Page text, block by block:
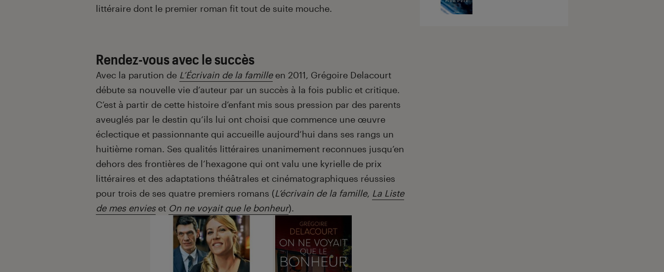
littéraire dont le premier roman fit tout de suite mouche.
Rendez-vous avec le succès
Avec la parution de L’Écrivain de la familleen 2011, Grégoire Delacourt
débute sa nouvelle vie d’auteur par un succès à la fois public et critique.
C’est à partir de cette histoire d’enfant mis sous pression par des parents
aveuglés par le destin qu’ils lui ont choisi que commence une œuvre
éclectique et passionnante qui accueille aujourd’hui dans ses rangs un
huitième roman. Ses qualités littéraires unanimement reconnues jusqu’en
dehors des frontières de l’hexagone qui ont valu une kyrielle de prix
littéraires et des adaptations théâtrales et cinématographiques réussies
pour trois de ses quatre premiers romans (L’écrivain de la famille, La Liste
de mes envieset On ne voyait que le bonheur).